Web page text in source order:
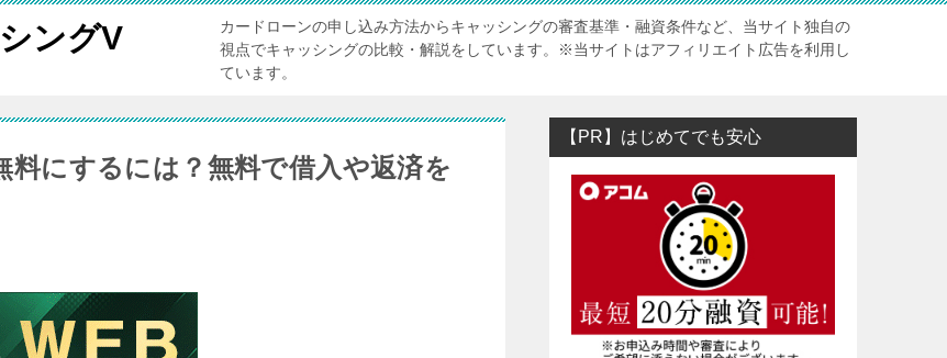
ングV
カードローンの申し込み方法からキャッシングの審査基準・融資条件など、当サイト独自の
視点でキャッシングの比較・解説をしています。※当サイトはアフィリエイト広告を利用し
ています。
にするには？無料で借入や返済を
【PR】はじめてでも安心